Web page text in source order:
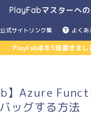
PlayFabマスターへ
公式サイトリンク集 よくあ
PlayFab本を5冊書きまし
】Azure
ッグする方法